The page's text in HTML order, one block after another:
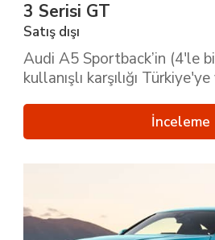
3 Serisi GT
Satış dışı
Audi A5 Sportback’in (4'le
kullanışlı karşılığı
İnceleme